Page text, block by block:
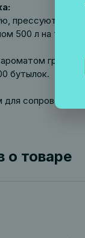
прессуют
500 л на
груши
бутылок.
о товаре